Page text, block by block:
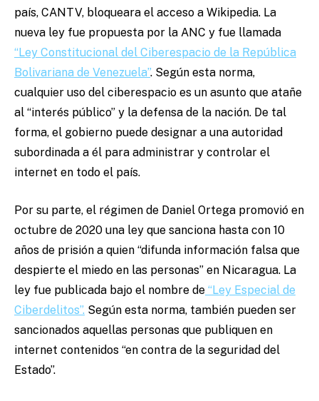
país, CANTV, bloqueara el acceso a Wikipedia. La
nueva ley fue propuesta por la ANC y fue llamada
“Ley Constitucional del Ciberespacio de la República
Bolivariana de Venezuela”. Según esta norma,
cualquier uso del ciberespacio es un asunto que atañe
al “interés público” y la defensa de la nación. De tal
forma, el gobierno puede designar a una autoridad
subordinada a él para administrar y controlar el
internet en todo el país.
Por su parte, el régimen de Daniel Ortega promovió en
octubre de 2020 una ley que sanciona hasta con 10
años de prisión a quien “difunda información falsa que
despierte el miedo en las personas” en Nicaragua. La
ley fue publicada bajo el nombre de “Ley Especial de
Ciberdelitos”. Según esta norma, también pueden ser
sancionados aquellas personas que publiquen en
internet contenidos “en contra de la seguridad del
Estado”.